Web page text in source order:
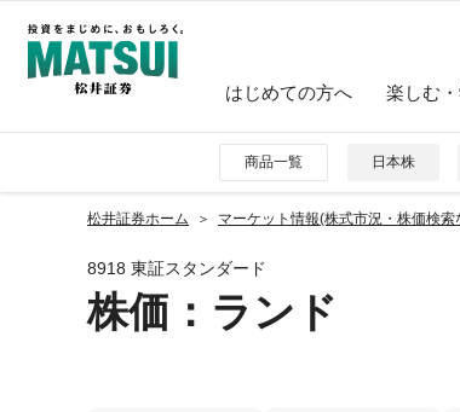
はじめての方へ 楽しむ
商品一覧 日本株
松井証券ホーム マーケット情報(株式市況・株価検索
8918 東証スタンダード
株価 ：ランド